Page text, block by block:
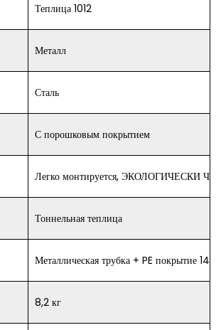
Теплица 1012
Металл
Сталь
С порошковым покрытием
Легко монтируется, ЭКОЛОГИЧЕСКИ
Тоннельная теплица
Металлическая трубка + PE покрытие
8,2 кг